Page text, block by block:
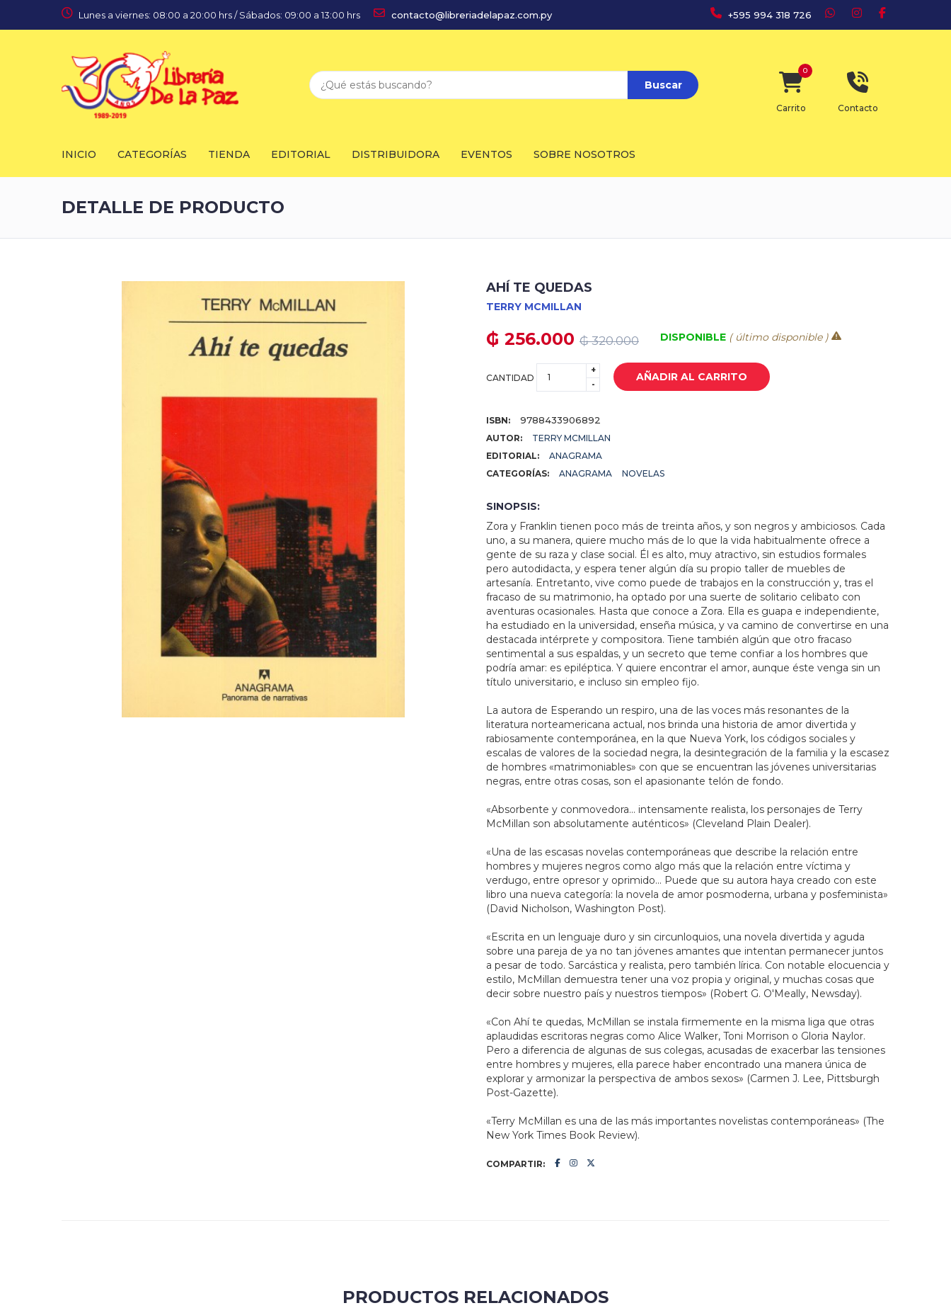
Lunes a viernes: 08:00 a 20:00 hrs / Sábados: 09:00 a 13:00 hrs contacto@libreriadelapaz.com.py +595 994 318 726
Buscar
Carrito
0
Contacto
INICIO CATEGORÍAS TIENDA EDITORIAL DISTRIBUIDORA EVENTOS SOBRE NOSOTROS
DETALLE DE PRODUCTO
AHÍ TE QUEDAS
TERRY MCMILLAN
₲ 256.000 ₲ 320.000 DISPONIBLE ( último disponible )
CANTIDAD
+
-
AÑADIR AL CARRITO
ISBN: 9788433906892
AUTOR:
TERRY MCMILLAN
EDITORIAL:
ANAGRAMA
CATEGORÍAS:
ANAGRAMA NOVELAS
SINOPSIS:
Zora y Franklin tienen poco más de treinta años, y son negros y ambiciosos. Cada
uno, a su manera, quiere mucho más de lo que la vida habitualmente ofrece a
gente de su raza y clase social. Él es alto, muy atractivo, sin estudios formales
pero autodidacta, y espera tener algún día su propio taller de muebles de
artesanía. Entretanto, vive como puede de trabajos en la construcción y, tras el
fracaso de su matrimonio, ha optado por una suerte de solitario celibato con
aventuras ocasionales. Hasta que conoce a Zora. Ella es guapa e independiente,
ha estudiado en la universidad, enseña música, y va camino de convertirse en una
destacada intérprete y compositora. Tiene también algún que otro fracaso
sentimental a sus espaldas, y un secreto que teme confiar a los hombres que
podría amar: es epiléptica. Y quiere encontrar el amor, aunque éste venga sin un
título universitario, e incluso sin empleo fijo.
La autora de Esperando un respiro, una de las voces más resonantes de la
literatura norteamericana actual, nos brinda una historia de amor divertida y
rabiosamente contemporánea, en la que Nueva York, los códigos sociales y
escalas de valores de la sociedad negra, la desintegración de la familia y la escasez
de hombres «matrimoniables» con que se encuentran las jóvenes universitarias
negras, entre otras cosas, son el apasionante telón de fondo.
«Absorbente y conmovedora... intensamente realista, los personajes de Terry
McMillan son absolutamente auténticos» (Cleveland Plain Dealer).
«Una de las escasas novelas contemporáneas que describe la relación entre
hombres y mujeres negros como algo más que la relación entre víctima y
verdugo, entre opresor y oprimido... Puede que su autora haya creado con este
libro una nueva categoría: la novela de amor posmoderna, urbana y posfeminista»
(David Nicholson, Washington Post).
«Escrita en un lenguaje duro y sin circunloquios, una novela divertida y aguda
sobre una pareja de ya no tan jóvenes amantes que intentan permanecer juntos
a pesar de todo. Sarcástica y realista, pero también lírica. Con notable elocuencia y
estilo, McMillan demuestra tener una voz propia y original, y muchas cosas que
decir sobre nuestro país y nuestros tiempos» (Robert G. O'Meally, Newsday).
«Con Ahí te quedas, McMillan se instala firmemente en la misma liga que otras
aplaudidas escritoras negras como Alice Walker, Toni Morrison o Gloria Naylor.
Pero a diferencia de algunas de sus colegas, acusadas de exacerbar las tensiones
entre hombres y mujeres, ella parece haber encontrado una manera única de
explorar y armonizar la perspectiva de ambos sexos» (Carmen J. Lee, Pittsburgh
Post-Gazette).
«Terry McMillan es una de las más importantes novelistas contemporáneas» (The
New York Times Book Review).
COMPARTIR:
PRODUCTOS RELACIONADOS